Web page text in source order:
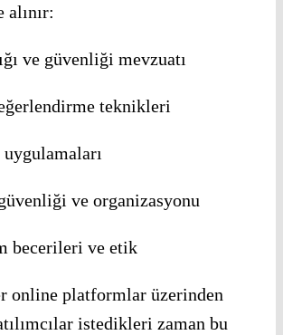
alınır:
ve güvenliği mevzuatı
teknikleri
ve organizasyonu
becerileri ve etik
online platformlar üzerinden
istedikleri zaman bu